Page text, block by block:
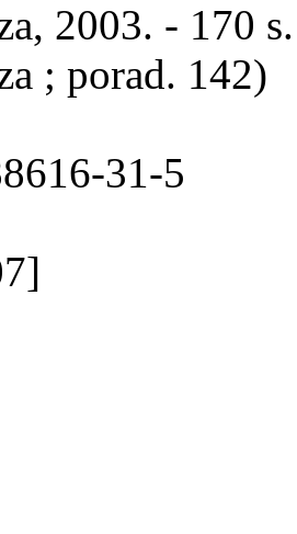
2003. - 170
; porad. 142)
31-5